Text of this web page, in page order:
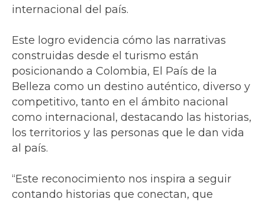
internacional del país.
Este logro evidencia cómo las narrativas
construidas desde el turismo están
posicionando a Colombia, El País de la
Belleza como un destino auténtico, diverso y
competitivo, tanto en el ámbito nacional
como internacional, destacando las historias,
los territorios y las personas que le dan vida
al país.
“Este reconocimiento nos inspira a seguir
contando historias que conectan, que